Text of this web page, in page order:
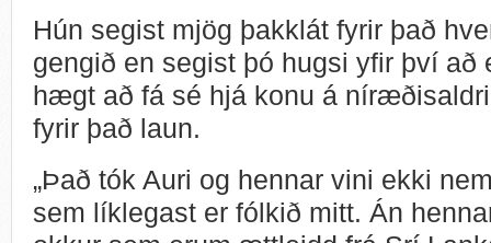
Hún segist mjög þakklát fyrir það
gengið en segist þó hugsi yfir því að
hægt að fá sé hjá konu á
fyrir það laun.
„Það tók Auri og hennar vini ekki
sem líklegast er fólkið mitt. Án